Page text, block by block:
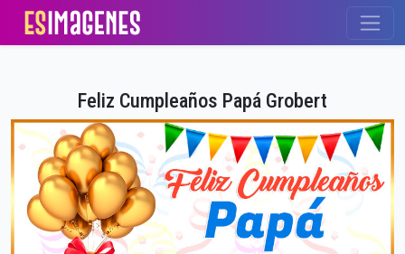
Feliz Cumpleaños Papá Grobert